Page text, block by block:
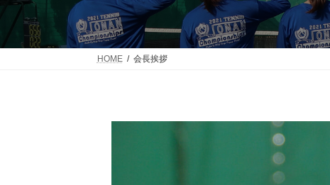
HOME 会長挨拶